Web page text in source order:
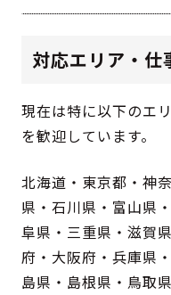
対応エリア・仕
現在は特に以下のエ
を歓迎しています。
北海道・東京都・神
県・石川県・富山県
阜県・三重県・滋賀
府・大阪府・兵庫県
島県・島根県・鳥取